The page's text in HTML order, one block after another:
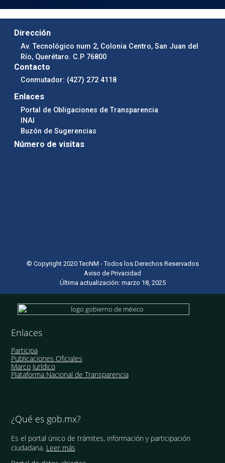
Dirección
Av. Tecnológico num 2, Colonia Centro, San Juan del
Río, Querétaro. C.P 76800
Contacto
Conmutador: (427) 272 4118
Enlaces
Portal de Obligaciones de Transparencia
INAI
Buzón de Sugerencias
Número de visitas
© Copyright 2020 TecNM - Todos los Derechos Reservados
Aviso de Privacidad
Última actualización: marzo 18, 2025
Enlaces
Participa
Publicaciones Oficiales
Marco Jurídico
Plataforma Nacional de Transparencia
¿Qué es gob.mx?
Es el portal único de trámites, información y participación
ciudadana. Leer más